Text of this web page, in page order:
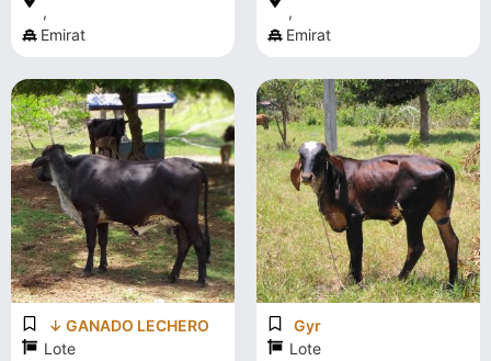
,
Emirat
,
Emirat
↓ GANADO LECHERO
Lote
Gyr
Lote